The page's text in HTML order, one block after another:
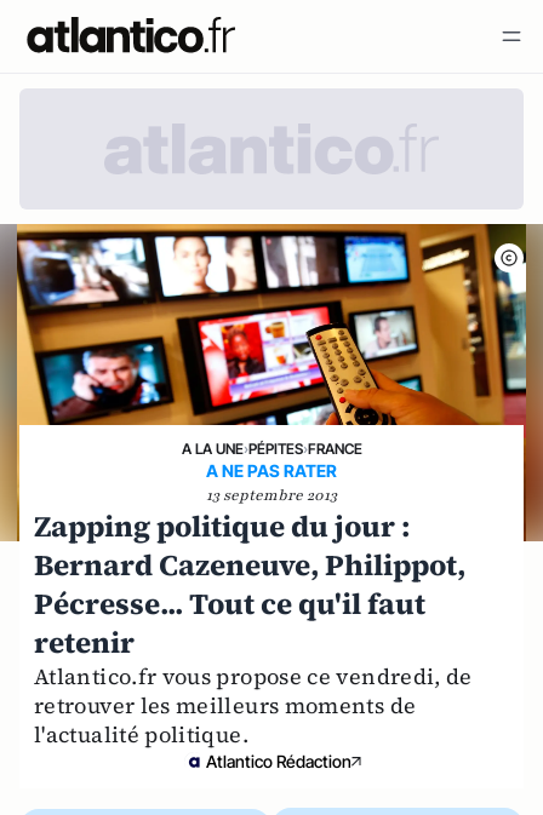
A LA UNE›PÉPITES›FRANCE
A NE PAS RATER
13 septembre 2013
Zapping politique du jour :
Bernard Cazeneuve, Philippot,
Pécresse... Tout ce qu'il faut
retenir
Atlantico.fr vous propose ce vendredi, de
retrouver les meilleurs moments de
l'actualité politique.
Atlantico Rédaction